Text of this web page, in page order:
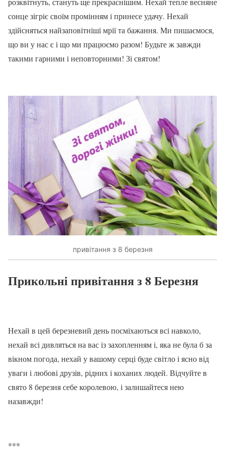
сонце зігріє своїм промінням і принесе удачу. Нехай
здійсняться найзаповітніші мрії та бажання. Ми пишаємося,
що ви у нас є і що ми працюємо разом! Будьте ж завжди
такими гарними і неповторними! Зі святом!
привітання з 8 березня
Прикольні привітання з 8 Березня
Нехай в цей березневий день посміхаються всі навколо,
нехай всі дивляться на вас із захопленням і, яка не була б за
вікном погода, нехай у вашому серці буде світло і ясно від
уваги і любові друзів, рідних і коханих людей. Відчуйте в
свято 8 березня себе королевою, і залишайтеся нею
назавжди!
***